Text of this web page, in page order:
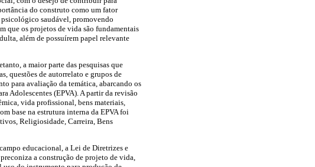
do construto como um fator
saudável, promovendo
que os projetos de vida são fundamentais
além de possuírem papel relevante
a maior parte das pesquisas que
questões de autorrelato e grupos de
para avaliação da temática, abarcando os
Adolescentes (EPVA). A partir da revisão
vida profissional, bens materiais,
base na estrutura interna da EPVA foi
Religiosidade, Carreira, Bens
educacional, a Lei de Diretrizes e
a construção de projeto de vida,